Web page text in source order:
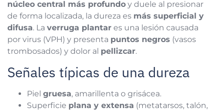
núcleo central más profundo y duele al presionar
de forma localizada, la dureza es más superficial y
difusa. La verruga plantar es una lesión causada
por virus (VPH) y presenta puntos negros (vasos
trombosados) y dolor al pellizcar.
Señales típicas de una dureza
Piel gruesa, amarillenta o grisácea.
Superficie plana y extensa (metatarsos, talón,